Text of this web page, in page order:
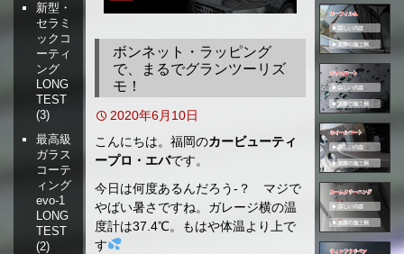
ボンネット・ラッピング
で、まるでグランツーリズ
モ！
2020年6月10日
こんにちは。福岡のカービューティ
ープロ・エバです。
今日は何度あるんだろう-？ マジで
やばい暑さですね。ガレージ横の温
度計は37.4℃。もはや体温より上で
す
新型・
セラミ
ックコ
ーティ
ング
LONG
TEST
(3)
最高級
ガラス
コーテ
ィング
evo-1
LONG
TEST
(2)